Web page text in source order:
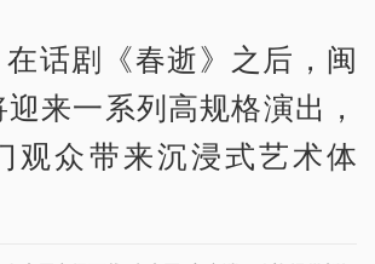
话剧《春逝》之后，闽
来一系列高规格演出，
观众带来沉浸式艺术体